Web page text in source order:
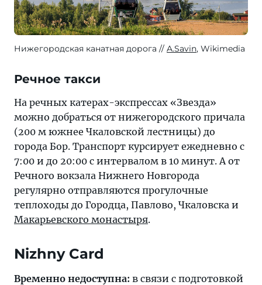
Нижегородская канатная дорога A.Savin, Wikimedia
Речное такси
На речных катерах-экспрессах «Звезда»
можно добраться от нижегородского причала
(200 м южнее Чкаловской лестницы) до
города Бор. Транспорт курсирует ежедневно с
7:00 и до 20:00 с интервалом в 10 минут. А от
Речного вокзала Нижнего Новгорода
регулярно отправляются прогулочные
теплоходы до Городца, Павлово, Чкаловска и
Макарьевского монастыря.
Nizhny Card
Временно недоступна: в связи с подготовкой